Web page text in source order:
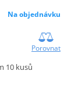
Na objednávku
Porovnat
10 kusů